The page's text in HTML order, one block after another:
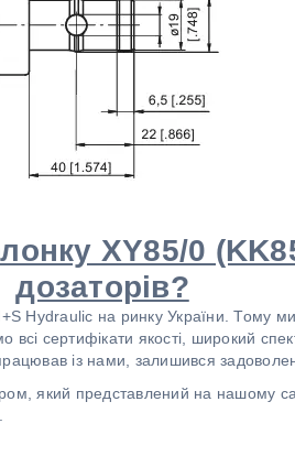
XY85/0
дозаторів?
Hydraulic на ринку України. Тому
сертифікати якості, широкий
із нами, залишився
який представлений на нашому